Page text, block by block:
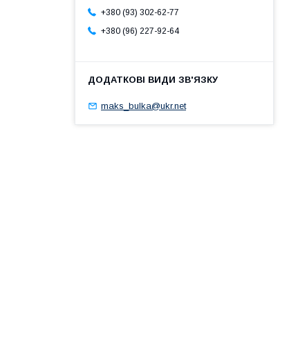
+380 (93) 302-62-77
+380 (96) 227-92-64
maks_bulka@ukr.net